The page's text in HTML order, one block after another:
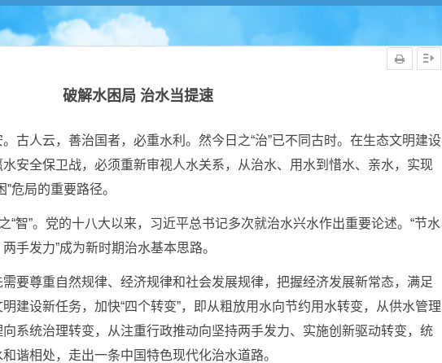
破解水困局 治水当提速
破解水困局 治水当提速
古人云，善治国者，必重水利。然今日之“治”已不同古时。在生态文明建设
水安全保卫战，必须重新审视人水关系，从治水、用水到惜水、亲水，实现
危局的重要路径。
智”。党的十八大以来，习近平总书记多次就治水兴水作出重要论述。“节水
手发力”成为新时期治水基本思路。
尊重自然规律、经济规律和社会发展规律，把握经济发展新常态，满足
建设新任务，加快“四个转变”，即从粗放用水向节约用水转变，从供水管理
系统治理转变，从注重行政推动向坚持两手发力、实施创新驱动转变，统
谐相处，走出一条中国特色现代化治水道路。